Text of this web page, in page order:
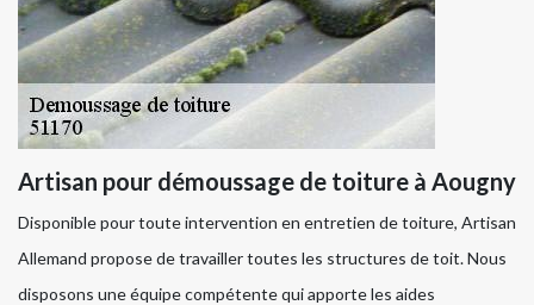
Artisan pour démoussage de toiture à Aougny
Disponible pour toute intervention en entretien de toiture, Artisan
Allemand propose de travailler toutes les structures de toit. Nous
disposons une équipe compétente qui apporte les aides